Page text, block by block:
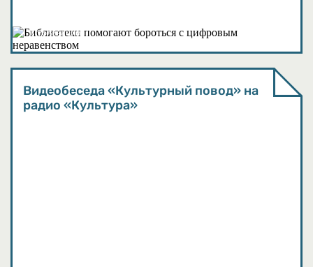
Публикации
Видеобеседа «Культурный повод» на
радио «Культура»